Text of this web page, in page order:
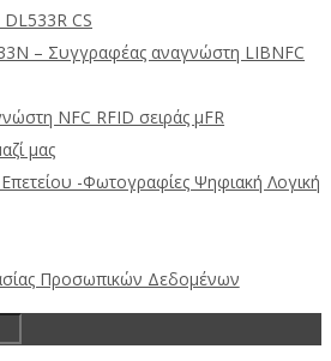
CS
– Συγγραφέας αναγνώστη LIBNFC
NFC RFID σειράς μFR
μας
-Φωτογραφίες Ψηφιακή Λογική
Προσωπικών Δεδομένων